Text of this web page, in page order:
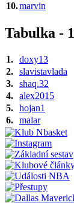
10.marvin
Tabulka -
1. doxy13
2. slavistavlada
3. shaq.32
4. alex2015
5. hojan1
6. malar